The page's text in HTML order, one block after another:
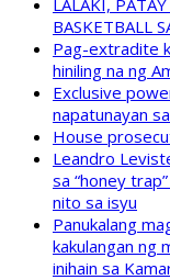
LALAKI,
BASKETBALL
Pag-extradite
hiniling na ng
Exclusive
napatunayan
House
Leandro
sa “honey
nito sa isyu
Panukalang
kakulangan ng
inihain sa